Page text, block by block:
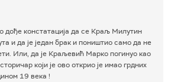
дође констатација да се Краљ Милутин
и да је један брак и поништио само да не
Или, да је Краљевић Марко погинуо као
који је ово открио је имао грдних
19 века !